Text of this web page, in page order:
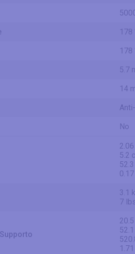
178
178
5.7
14
No
5.2
3.1
7